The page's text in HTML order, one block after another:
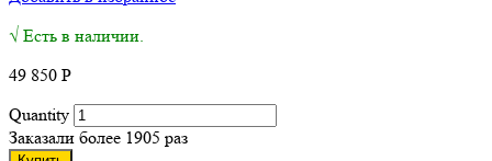
√ Есть в наличии.
49 850 Р
Quantity
Заказали более 1905 раз